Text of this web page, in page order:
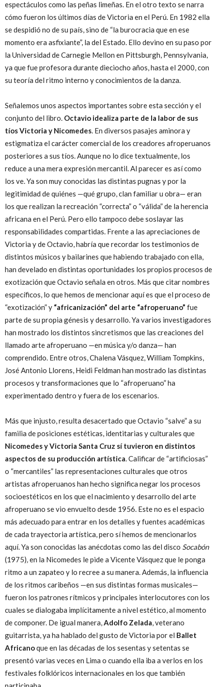
espectáculos como las peñas limeñas. En el otro texto se narra
cómo fueron los últimos días de Victoria en el Perú. En 1982 ella
se despidió no de su país, sino de “la burocracia que en ese
momento era asfixiante”, la del Estado. Ello devino en su paso por
la Universidad de Carnegie Mellon en Pittsburgh, Pennsylvania,
ya que fue profesora durante dieciocho años, hasta el 2000, con
su teoría del ritmo interno y conocimientos de la danza.
Señalemos unos aspectos importantes sobre esta sección y el
conjunto del libro. Octavio idealiza parte de la labor de sus
tíos Victoria y Nicomedes . En diversos pasajes aminora y
estigmatiza el carácter comercial de los creadores afroperuanos
posteriores a sus tíos. Aunque no lo dice textualmente, los
reduce a una mera expresión mercantil. Al parecer es así como
los ve. Ya son muy conocidas las distintas pugnas y por la
legitimidad de quiénes —qué grupo, clan familiar u obra— eran
los que realizan la recreación “correcta” o “válida” de la herencia
africana en el Perú. Pero ello tampoco debe soslayar las
responsabilidades compartidas. Frente a las apreciaciones de
Victoria y de Octavio, habría que recordar los testimonios de
distintos músicos y bailarines que habiendo trabajado con ella,
han develado en distintas oportunidades los propios procesos de
exotización que Octavio señala en otros. Más que citar nombres
específicos, lo que hemos de mencionar aquí es que el proceso de
“exotización” y “africanización” del arte “afroperuano” fue
parte de su propia génesis y desarrollo. Ya varios investigadores
han mostrado los distintos sincretismos que las creaciones del
llamado arte afroperuano —en música y/o danza— han
comprendido. Entre otros, Chalena Vásquez, William Tompkins,
José Antonio Llorens, Heidi Feldman han mostrado las distintas
procesos y transformaciones que lo “afroperuano” ha
experimentado dentro y fuera de los escenarios.
Más que injusto, resulta desacertado que Octavio “salve” a su
familia de posiciones estéticas, identitarias y culturales que
Nicomedes y Victoria Santa Cruz sí tuvieron en distintos
aspectos de su producción artística . Calificar de “artificiosas”
o “mercantiles” las representaciones culturales que otros
artistas afroperuanos han hecho significa negar los procesos
socioestéticos en los que el nacimiento y desarrollo del arte
afroperuano se vio envuelto desde 1956. Este no es el espacio
más adecuado para entrar en los detalles y fuentes académicas
de cada trayectoria artística, pero sí hemos de mencionarlos
aquí. Ya son conocidas las anécdotas como las del disco Socabón
(1975) en la Nicomedes le pide a Vicente Vásquez que le ponga
ritmo a un zapateo y lo recree a su manera. Además, la influencia
de los ritmos caribeños —en sus distintas formas musicales—
fueron los patrones rítmicos y principales interlocutores con los
cuales se dialogaba implícitamente a nivel estético, al momento
de componer. De igual manera, Adolfo Zelada , veterano
guitarrista, ya ha hablado del gusto de Victoria por el Ballet
Africanoque en las décadas de los sesentas y setentas se
presentó varias veces en Lima o cuando ella iba a verlos en los
festivales folklóricos internacionales en los que también